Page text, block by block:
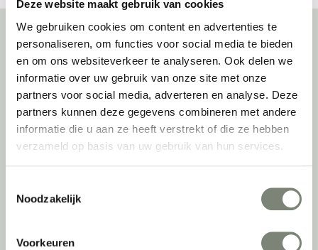
Deze website maakt gebruik van cookies
We gebruiken cookies om content en advertenties te
personaliseren, om functies voor social media te bieden
en om ons websiteverkeer te analyseren. Ook delen we
informatie over uw gebruik van onze site met onze
partners voor social media, adverteren en analyse. Deze
partners kunnen deze gegevens combineren met andere
informatie die u aan ze heeft verstrekt of die ze hebben
verzameld op basis van uw gebruik van hun services.
Noodzakelijk
Voorkeuren
Over deprojectinrichter
Als grootste onafhankelijke projectinrichter én expert op het gebied
van de beste werkomgeving zetten we ons dagelijks met veel
passie en enthousiasme in om juist dat voor onze klanten te
realiseren: de allerbeste werkomgeving. En dat doen we niet alleen
met het oog op nu; dankzij ons duurzame en circulaire karakter
tweede leven kunnen geven, bijvoorbeeld. Maar ook door keer op
keer actief te kijken naar de duurzaamste optie.